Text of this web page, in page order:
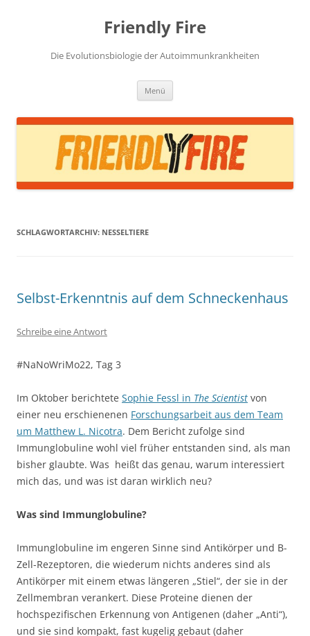
Friendly Fire
Die Evolutionsbiologie der Autoimmunkrankheiten
Menü
SCHLAGWORTARCHIV: NESSELTIERE
Selbst-Erkenntnis auf dem Schneckenhaus
Schreibe eine Antwort
#NaNoWriMo22, Tag 3
Im Oktober berichtete Sophie Fessl in The Scientist von
einer neu erschienenen Forschungsarbeit aus dem Team
um Matthew L. Nicotra. Dem Bericht zufolge sind
Immunglobuline wohl viel früher entstanden sind, als man
bisher glaubte. Was heißt das genau, warum interessiert
mich das, und was ist daran wirklich neu?
Was sind Immunglobuline?
Immunglobuline im engeren Sinne sind Antikörper und B-
Zell-Rezeptoren, die wiederum nichts anderes sind als
Antikörper mit einem etwas längeren „Stiel“, der sie in der
Zellmembran verankert. Diese Proteine dienen der
hochspezifischen Erkennung von Antigenen (daher „Anti“),
und sie sind kompakt, fast kugelig gebaut (daher